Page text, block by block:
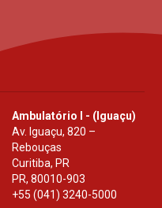
Ambulatório I - (Iguaçu)
Av. Iguaçu, 820 –
Rebouças
Curitiba, PR
PR, 80010-903
+55 (041) 3240-5000